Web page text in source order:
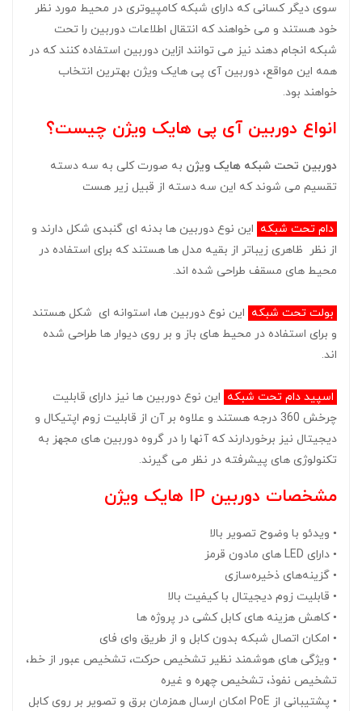
سوی دیگر کسانی که دارای شبکه کامپیوتری در محیط مورد نظر
خود هستند و می خواهند که انتقال اطلاعات دوربین را تحت
شبکه انجام دهند نیز می توانند ازاین دوربین استفاده کنند که در
همه این مواقع، دوربین آی پی هایک ویژن بهترین انتخاب
خواهند بود.
انواع دوربین آی پی هایک ویژن چیست؟
دوربین تحت شبکه هایک ویژن به صورت کلی به سه دسته
تقسیم می شوند که این سه دسته از قبیل زیر هست
دام تحت شبکه این نوع دوربین ها بدنه ای گنبدی شکل دارند و
از نظر ظاهری زیباتر از بقیه مدل ها هستند که برای استفاده در
محیط های مسقف طراحی شده اند.
بولت تحت شبکه این نوع دوربین ها، استوانه ای شکل هستند
و برای استفاده در محیط های باز و بر روی دیوار ها طراحی شده
اند.
اسپید دام تحت شبکه این نوع دوربین ها نیز دارای قابلیت
چرخش 360 درجه هستند و علاوه بر آن از قابلیت زوم اپتیکال و
دیجیتال نیز برخوردارند که آنها را در گروه دوربین های مجهز به
تکنولوژی های پیشرفته در نظر می گیرند.
مشخصات دوربین IP هایک ویژن
• ویدئو با وضوح تصویر بالا
• دارای LED های مادون قرمز
• گزینه‌های ذخیره‌سازی
• قابلیت زوم دیجیتال با کیفیت بالا
• کاهش هزینه های کابل کشی در پروژه ها
• امکان اتصال شبکه بدون کابل و از طریق وای فای
• ویژگی های هوشمند نظیر تشخیص حرکت، تشخیص عبور از خط،
تشخیص نفوذ، تشخیص چهره و غیره
• پشتیبانی از PoE امکان ارسال همزمان برق و تصویر بر روی کابل